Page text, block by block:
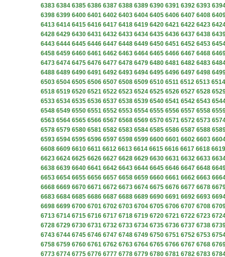
6383 6384 6385 6386 6387 6388 6389 6390 6391 6392 6393
6398 6399 6400 6401 6402 6403 6404 6405 6406 6407 6408
6413 6414 6415 6416 6417 6418 6419 6420 6421 6422 6423
6428 6429 6430 6431 6432 6433 6434 6435 6436 6437 6438
6443 6444 6445 6446 6447 6448 6449 6450 6451 6452 6453
6458 6459 6460 6461 6462 6463 6464 6465 6466 6467 6468
6473 6474 6475 6476 6477 6478 6479 6480 6481 6482 6483
6488 6489 6490 6491 6492 6493 6494 6495 6496 6497 6498
6503 6504 6505 6506 6507 6508 6509 6510 6511 6512 6513 6514
6518 6519 6520 6521 6522 6523 6524 6525 6526 6527 6528
6533 6534 6535 6536 6537 6538 6539 6540 6541 6542 6543
6548 6549 6550 6551 6552 6553 6554 6555 6556 6557 6558
6563 6564 6565 6566 6567 6568 6569 6570 6571 6572 6573
6578 6579 6580 6581 6582 6583 6584 6585 6586 6587 6588
6593 6594 6595 6596 6597 6598 6599 6600 6601 6602 6603
6608 6609 6610 6611 6612 6613 6614 6615 6616 6617 6618 6619
6623 6624 6625 6626 6627 6628 6629 6630 6631 6632 6633
6638 6639 6640 6641 6642 6643 6644 6645 6646 6647 6648
6653 6654 6655 6656 6657 6658 6659 6660 6661 6662 6663
6668 6669 6670 6671 6672 6673 6674 6675 6676 6677 6678
6683 6684 6685 6686 6687 6688 6689 6690 6691 6692 6693
6698 6699 6700 6701 6702 6703 6704 6705 6706 6707 6708
6713 6714 6715 6716 6717 6718 6719 6720 6721 6722 6723
6728 6729 6730 6731 6732 6733 6734 6735 6736 6737 6738
6743 6744 6745 6746 6747 6748 6749 6750 6751 6752 6753
6758 6759 6760 6761 6762 6763 6764 6765 6766 6767 6768
6773 6774 6775 6776 6777 6778 6779 6780 6781 6782 6783